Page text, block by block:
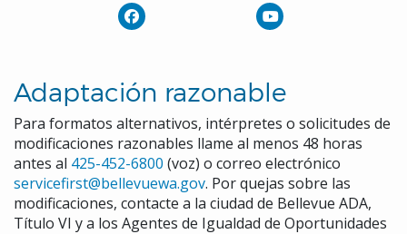
Adaptación razonable
Para formatos alternativos, intérpretes o solicitudes de
modificaciones razonables llame al menos 48 horas
antes al 425-452-6800 (voz) o correo electrónico
servicefirst@bellevuewa.gov. Por quejas sobre las
modificaciones, contacte a la ciudad de Bellevue ADA,
Título VI y a los Agentes de Igualdad de Oportunidades